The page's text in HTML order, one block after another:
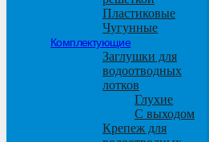
Пластиковые
Чугунные
Комплектующие
Заглушки для
водоотводных
лотков
Глухие
С выходом
Крепеж для